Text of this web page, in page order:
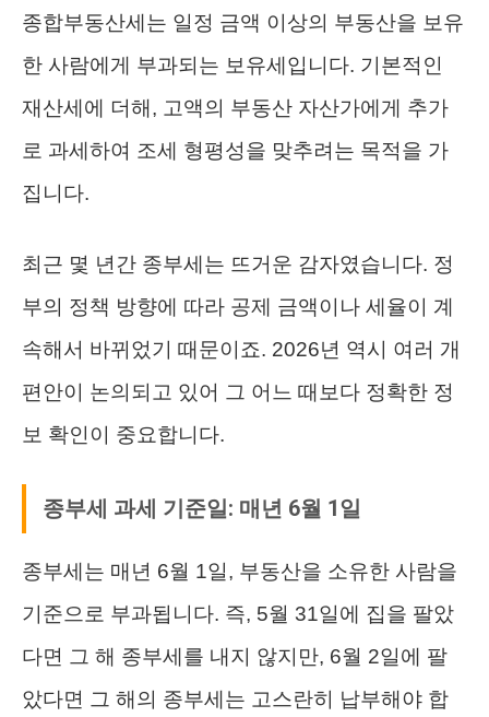
종합부동산세는 일정 금액 이상의 부동산을 보유
한 사람에게 부과되는 보유세입니다. 기본적인
재산세에 더해, 고액의 부동산 자산가에게 추가
로 과세하여 조세 형평성을 맞추려는 목적을 가
집니다.
최근 몇 년간 종부세는 뜨거운 감자였습니다. 정
부의 정책 방향에 따라 공제 금액이나 세율이 계
속해서 바뀌었기 때문이죠. 2026년 역시 여러 개
편안이 논의되고 있어 그 어느 때보다 정확한 정
보 확인이 중요합니다.
종부세 과세 기준일: 매년 6월 1일
종부세는 매년 6월 1일, 부동산을 소유한 사람을
기준으로 부과됩니다. 즉, 5월 31일에 집을 팔았
다면 그 해 종부세를 내지 않지만, 6월 2일에 팔
았다면 그 해의 종부세는 고스란히 납부해야 합